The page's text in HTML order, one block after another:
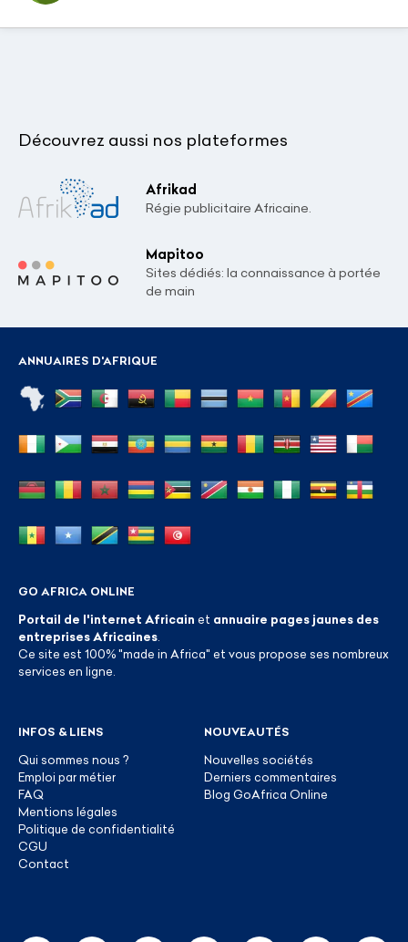
Découvrez aussi nos plateformes
Afrikad
Régie publicitaire Africaine.
Mapitoo
Sites dédiés: la connaissance à portée
de main
ANNUAIRES D'AFRIQUE
GO AFRICA ONLINE
Portail de l'internet Africain et annuaire pages jaunes des
entreprises Africaines
Ce site est 100% "made in Africa" et vous propose ses nombreux
services en ligne.
INFOS & LIENS
Qui sommes nous ?
Emploi par métier
FAQ
Mentions légales
Politique de confidentialité
CGU
Contact
NOUVEAUTÉS
Nouvelles sociétés
Derniers commentaires
Blog GoAfrica Online